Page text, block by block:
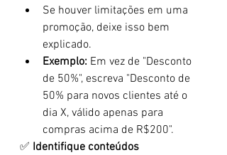
Se houver limitações em uma
promoção, deixe isso bem
explicado.
Exemplo: Em vez de "Desconto
de 50%", escreva "Desconto de
50% para novos clientes até o
dia X, válido apenas para
compras acima de R$200".
✅ Identifique conteúdos